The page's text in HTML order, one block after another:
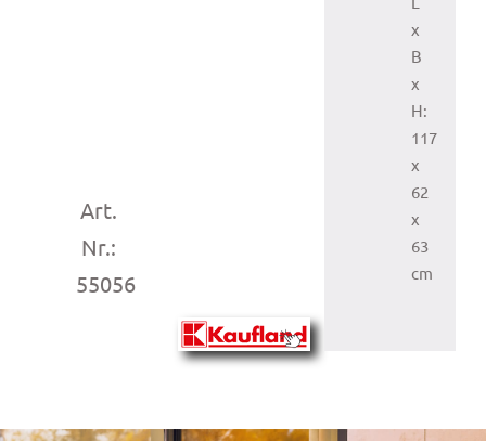
Art.
Nr.:
55056
x
B
x
H:
117
x
62
x
63
cm